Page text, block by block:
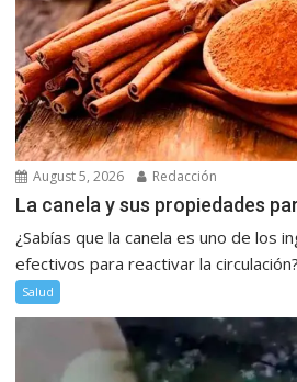
August 5, 2026 Redacción
La canela y sus propiedades
¿Sabías que la canela es uno de los
efectivos para reactivar la
Salud